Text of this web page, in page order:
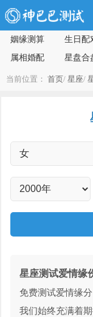
姻缘测算 生日配
属相婚配
星盘合
当前位置： 首页/ 星座/
星座测试爱情缘
免费测试爱情缘
我们始终充满着